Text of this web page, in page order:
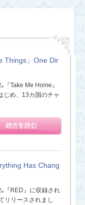
Things」One Dir
Take Me Home』
じめ、13カ国のチャ
Has Chang
『RED』に収録され
リリースされまし